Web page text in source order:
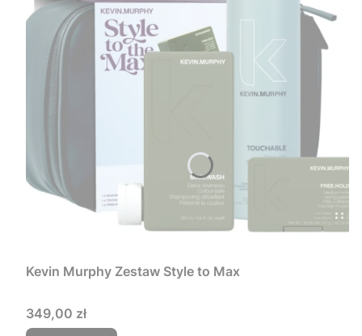
Kevin Murphy Zestaw Style to Max
Cena
349,00 zł